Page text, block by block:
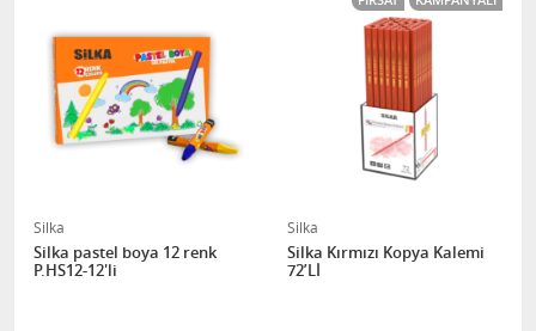
Silka
Silka pastel boya 12 renk
P.HS12-12'li
Silka
Silka Kırmızı Kopya Kalemi
72’Lİ